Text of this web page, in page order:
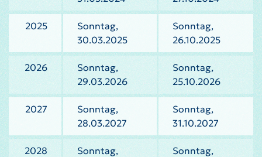
2025
Sonntag,
30.03.2025
Sonntag,
26.10.2025
2026
Sonntag,
29.03.2026
Sonntag,
25.10.2026
2027
Sonntag,
28.03.2027
Sonntag,
31.10.2027
2028
Sonntag,
Sonntag,